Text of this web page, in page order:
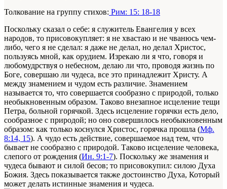
Толкование на группу стихов: Рим: 15: 18-18
Поскольку сказал о себе: я служитель Евангелия у всех
народов, то присовокупляет: я не хвастаю и не чванюсь чем-
либо, чего я не сделал: я даже не делал, но делал Христос,
пользуясь мной, как орудием. Изрекаю ли я что, говоря и
любомудрствуя о небесном, делаю ли что, проводя жизнь по
Боге, совершаю ли чудеса, все это принадлежит Христу. А
между знамением и чудом есть различие. Знамением
называется то, что совершается сообразно с природой, только
необыкновенным образом. Таково внезапное исцеление тещи
Петра, больной горячкой. Здесь исцеление горячки есть дело,
сообразное с природой; но оно совершилось необыкновенным
образом: как только коснулся Христос, горячка прошла (Мф.
8:14, 15). А чудо есть действие, совершаемое над тем, что
бывает не сообразно с природой. Таково исцеление человека,
слепого от рождения (Ин. 9:1-7). Поскольку же знамения и
чудеса бывают и силой бесов; то присовокупил: силою Духа
Божия. Здесь показывается также достоинство Духа, Который
может делать истинные знамения и чудеса.